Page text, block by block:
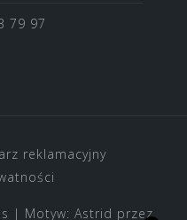
79 97
reklamacyjny
| Motyw: Astrid przez